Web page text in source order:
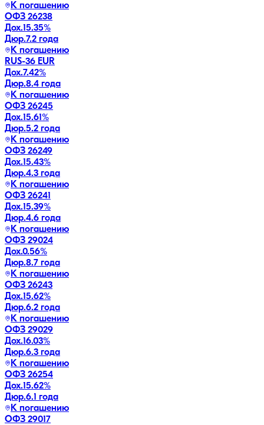
К погашению
ОФЗ 26238
Дох.15.35%
Дюр.7.2 года
К погашению
RUS-36 EUR
Дох.7.42%
Дюр.8.4 года
К погашению
ОФЗ 26245
Дох.15.61%
Дюр.5.2 года
К погашению
ОФЗ 26249
Дох.15.43%
Дюр.4.3 года
К погашению
ОФЗ 26241
Дох.15.39%
Дюр.4.6 года
К погашению
ОФЗ 29024
Дох.0.56%
Дюр.8.7 года
К погашению
ОФЗ 26243
Дох.15.62%
Дюр.6.2 года
К погашению
ОФЗ 29029
Дох.16.03%
Дюр.6.3 года
К погашению
ОФЗ 26254
Дох.15.62%
Дюр.6.1 года
К погашению
ОФЗ 29017